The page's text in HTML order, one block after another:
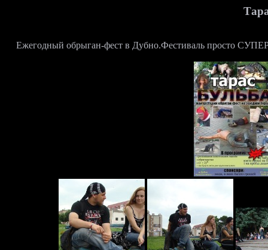
Ежегодный обрыган-фест в Дубно.Фестиваль просто